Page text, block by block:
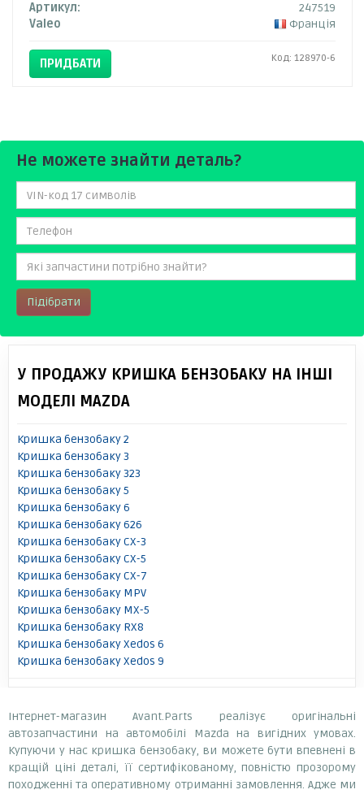
Артикул:
247519
Valeo
Франція
ПРИДБАТИ Код: 128970-6
Не можете знайти деталь?
Підібрати
У ПРОДАЖУ КРИШКА БЕНЗОБАКУ НА ІНШІ
МОДЕЛІ MAZDA
Кришка бензобаку 2
Кришка бензобаку 3
Кришка бензобаку 323
Кришка бензобаку 5
Кришка бензобаку 6
Кришка бензобаку 626
Кришка бензобаку CX-3
Кришка бензобаку CX-5
Кришка бензобаку CX-7
Кришка бензобаку MPV
Кришка бензобаку MX-5
Кришка бензобаку RX8
Кришка бензобаку Xedos 6
Кришка бензобаку Xedos 9
Інтернет-магазин Avant.Parts реалізує оригінальні
автозапчастини на автомобілі Mazda на вигідних умовах.
Купуючи у нас кришка бензобаку, ви можете бути впевнені в
кращій ціні деталі, її сертифікованому, повністю прозорому
походженні та оперативному отриманні замовлення. Адже ми